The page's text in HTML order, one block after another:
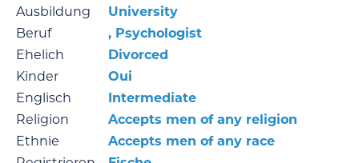
Ausbildung
University
Beruf
, Psychologist
Ehelich
Divorced
Kinder
Oui
Englisch
Intermediate
Religion
Accepts men of any religion
Ethnie
Accepts men of any race